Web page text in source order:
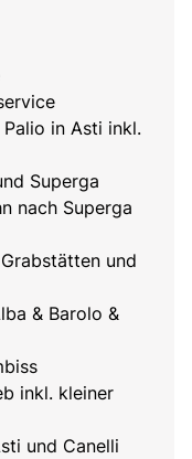
in Asti inkl.
Superga
nach Superga
und
& Barolo &
inkl. kleiner
und Canelli